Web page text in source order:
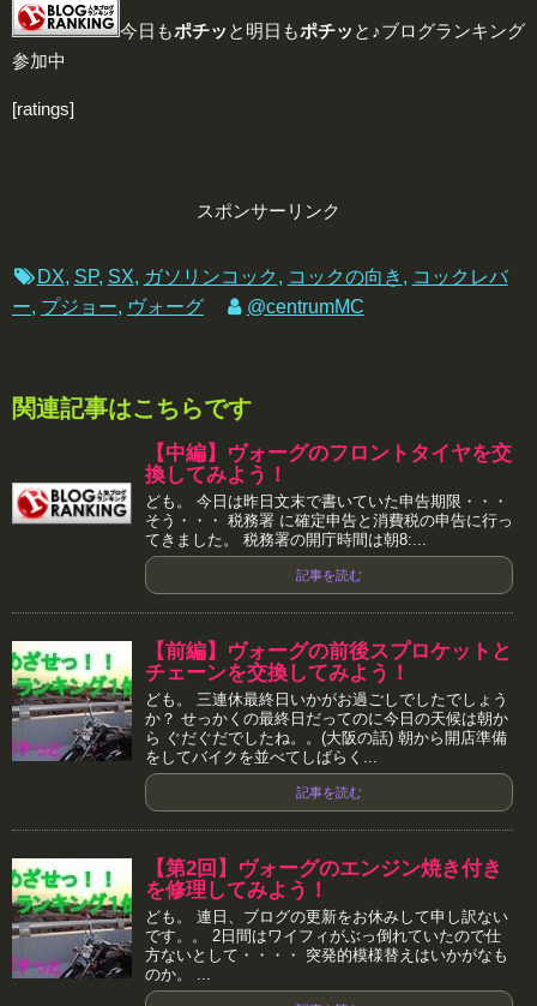
今日もポチッ と明日もポチッ と♪ブログランキング
参加中
[ratings]
スポンサーリンク
DX, SP, SX, ガソリンコック , コックの向き , コックレバ
ー, プジョー, ヴォーグ @centrumMC
関連記事はこちらです
【中編】ヴォーグのフロントタイヤを交
換してみよう！
ども。 今日は昨日文末で書いていた申告期限・・・
そう・・・ 税務署 に確定申告と消費税の申告に行っ
てきました。 税務署の開庁時間は朝8:...
記事を読む
【前編】ヴォーグの前後スプロケットと
チェーンを交換してみよう！
ども。 三連休最終日いかがお過ごしでしたでしょう
か？ せっかくの最終日だってのに今日の天候は朝か
ら ぐだぐだでしたね。。(大阪の話) 朝から開店準備
をしてバイクを並べてしばらく...
記事を読む
【第2回】ヴォーグのエンジン焼き付き
を修理してみよう！
ども。 連日、ブログの更新をお休みして申し訳ない
です。。 2日間はワイフィがぶっ倒れていたので仕
方ないとして・・・・ 突発的模様替えはいかがなも
のか。 ...